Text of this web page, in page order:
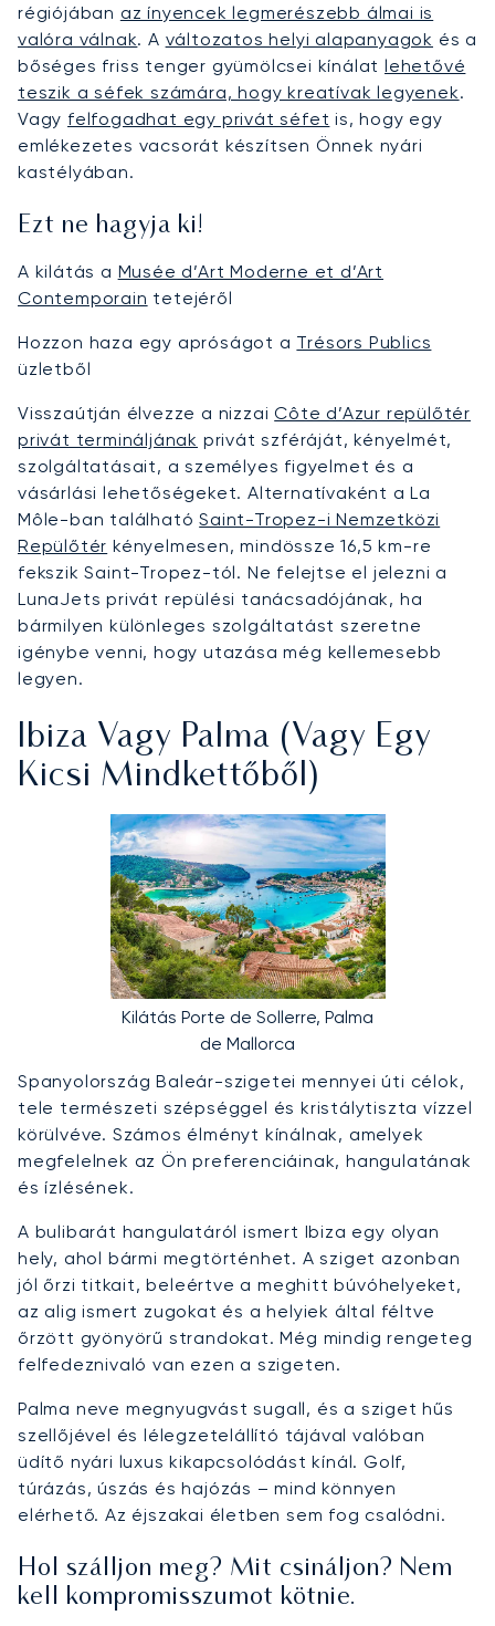
régiójában az ínyencek legmerészebb álmai is
valóra válnak. A változatos helyi alapanyagok és a
bőséges friss tenger gyümölcsei kínálat lehetővé
teszik a séfek számára, hogy kreatívak legyenek.
Vagy felfogadhat egy privát séfet is, hogy egy
emlékezetes vacsorát készítsen Önnek nyári
kastélyában.
Ezt ne hagyja ki!
A kilátás a Musée d’Art Moderne et d’Art
Contemporain tetejéről
Hozzon haza egy apróságot a Trésors Publics
üzletből
Visszaútján élvezze a nizzaiCôte d’Azur repülőtér
privát termináljának privát szféráját, kényelmét,
szolgáltatásait, a személyes figyelmet és a
vásárlási lehetőségeket. Alternatívaként a La
Môle-ban találhatóSaint-Tropez-i Nemzetközi
Repülőtér kényelmesen, mindössze 16,5 km-re
fekszik Saint-Tropez-tól. Ne felejtse el jelezni a
LunaJets privát repülési tanácsadójának, ha
bármilyen különleges szolgáltatást szeretne
igénybe venni, hogy utazása még kellemesebb
legyen.
Ibiza Vagy Palma (vagy Egy
Kicsi Mindkettőből)
Kilátás Porte de Sollerre, Palma
de Mallorca
Spanyolország Baleár-szigetei mennyei úti célok,
tele természeti szépséggel és kristálytiszta vízzel
körülvéve. Számos élményt kínálnak, amelyek
megfelelnek az Ön preferenciáinak, hangulatának
és ízlésének.
A bulibarát hangulatáról ismert Ibiza egy olyan
hely, ahol bármi megtörténhet. A sziget azonban
jól őrzi titkait, beleértve a meghitt búvóhelyeket,
az alig ismert zugokat és a helyiek által féltve
őrzött gyönyörű strandokat. Még mindig rengeteg
felfedeznivaló van ezen a szigeten.
Palma neve megnyugvást sugall, és a sziget hűs
szellőjével és lélegzetelállító tájával valóban
üdítő nyári luxus kikapcsolódást kínál. Golf,
túrázás, úszás és hajózás – mind könnyen
elérhető. Az éjszakai életben sem fog csalódni.
Hol szálljon meg? Mit csináljon? Nem
kell kompromisszumot kötnie.